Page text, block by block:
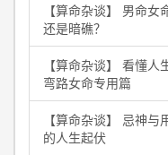
【算命杂谈】 男命
还是暗礁？
【算命杂谈】 看懂
弯路女命专用篇
【算命杂谈】 忌神
的人生起伏